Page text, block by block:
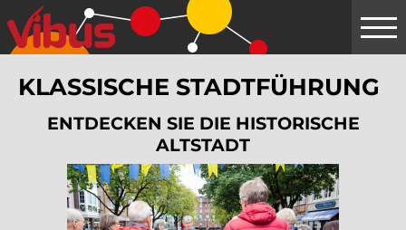
Springe
zum
Hauptinhalt
KLASSISCHE STADTFÜHRUNG
ENTDECKEN SIE DIE HISTORISCHE
ALTSTADT